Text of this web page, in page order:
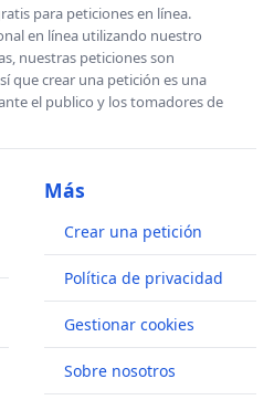
para peticiones en línea.
en línea utilizando nuestro
nuestras peticiones son
que crear una petición es una
el publico y los tomadores de
Más
Crear una petición
Política de privacidad
Gestionar cookies
Sobre nosotros